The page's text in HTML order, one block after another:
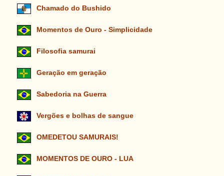
Chamado do Bushido
Momentos de Ouro - Simplicidade
Filosofia samurai
Geração em geração
Sabedoria na Guerra
Vergões e bolhas de sangue
OMEDETOU SAMURAIS!
MOMENTOS DE OURO - LUA